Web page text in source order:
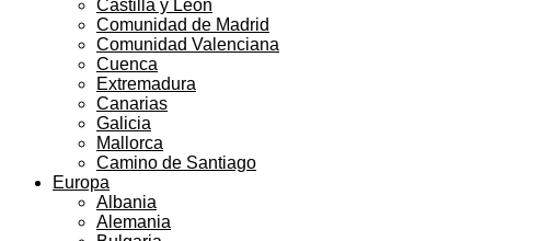
Castilla y León
Comunidad de Madrid
Comunidad Valenciana
Cuenca
Extremadura
Canarias
Galicia
Mallorca
Camino de Santiago
Europa
Albania
Alemania